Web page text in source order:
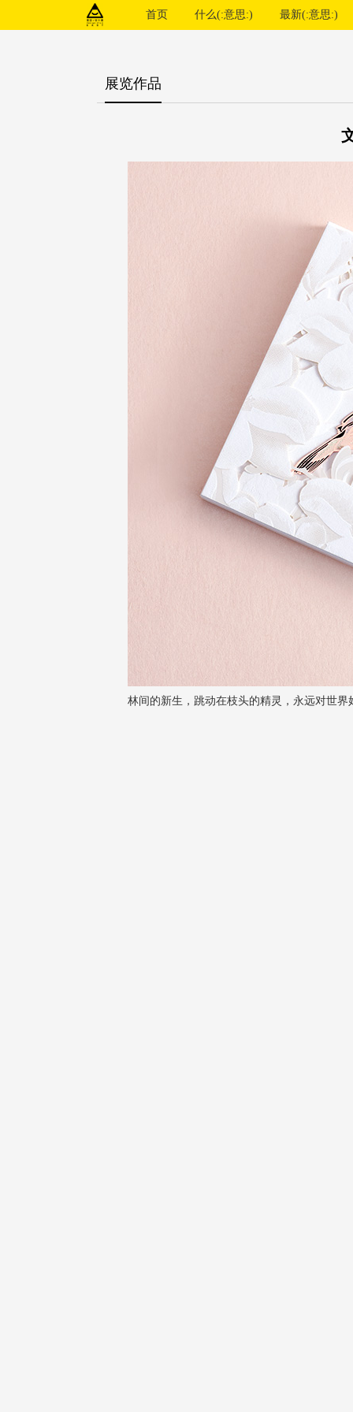
首页 什么(:意思:) 最新(:意思:)
展览作品
林间的新生，跳动在枝头的精灵，永远对世界